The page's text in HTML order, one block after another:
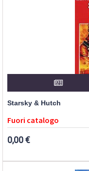
Starsky & Hutch
Fuori catalogo
0,00 €